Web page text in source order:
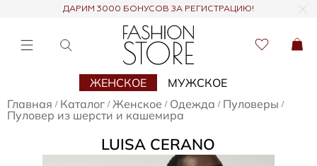
ДАРИМ 3000 БОНУСОВ ЗА РЕГИСТРАЦИЮ!
ЖЕНСКОЕ
МУЖСКОЕ
Главная / Каталог / Женское / Одежда / Пуловеры /
Пуловер из шерсти и кашемира
LUISA CERANO